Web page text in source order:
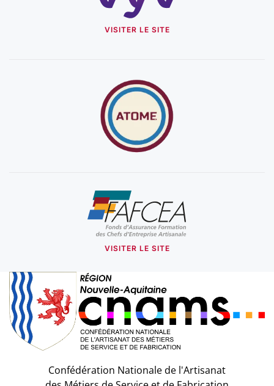
VISITER LE SITE
VISITER LE SITE
Confédération Nationale de l'Artisanat